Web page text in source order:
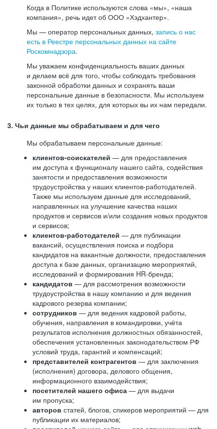
Когда в Политике используются слова «мы», «наша
компания», речь идет об ООО «Хэдхантер».
Мы — оператор персональных данных, запись о нас
есть в Реестре персональных данных на сайте
Роскомнадзора.
Мы уважаем конфиденциальность ваших данных
и делаем всё для того, чтобы соблюдать требования
законной обработки данных и сохранять ваши
персональные данные в безопасности. Мы используем
их только в тех целях, для которых вы их нам передали.
3. Чьи данные мы обрабатываем и для чего
Мы обрабатываем персональные данные:
клиентов-соискателей — для предоставления
им доступа к функционалу нашего сайта, содействия
занятости и предоставления возможности
трудоустройства у наших клиентов-работодателей.
Также мы используем данные для исследований,
направленных на улучшение качества наших
продуктов и сервисов и/или создания новых продуктов
и сервисов;
клиентов-работодателей — для публикации
вакансий, осуществления поиска и подбора
кандидатов на вакантные должности, предоставления
доступа к базе данных, организацию мероприятий,
исследований и формирования HR-бренда;
кандидатов — для рассмотрения возможности
трудоустройства в нашу компанию и для ведения
кадрового резерва компании;
сотрудников — для ведения кадровой работы,
обучения, направления в командировки, учёта
результатов исполнения должностных обязанностей,
обеспечения установленных законодательством РФ
условий труда, гарантий и компенсаций;
представителей контрагентов — для заключения
(исполнения) договора, делового общения,
информационного взаимодействия;
посетителей нашего офиса — для выдачи
им пропуска;
авторов статей, блогов, спикеров мероприятий — для
публикации их материалов;